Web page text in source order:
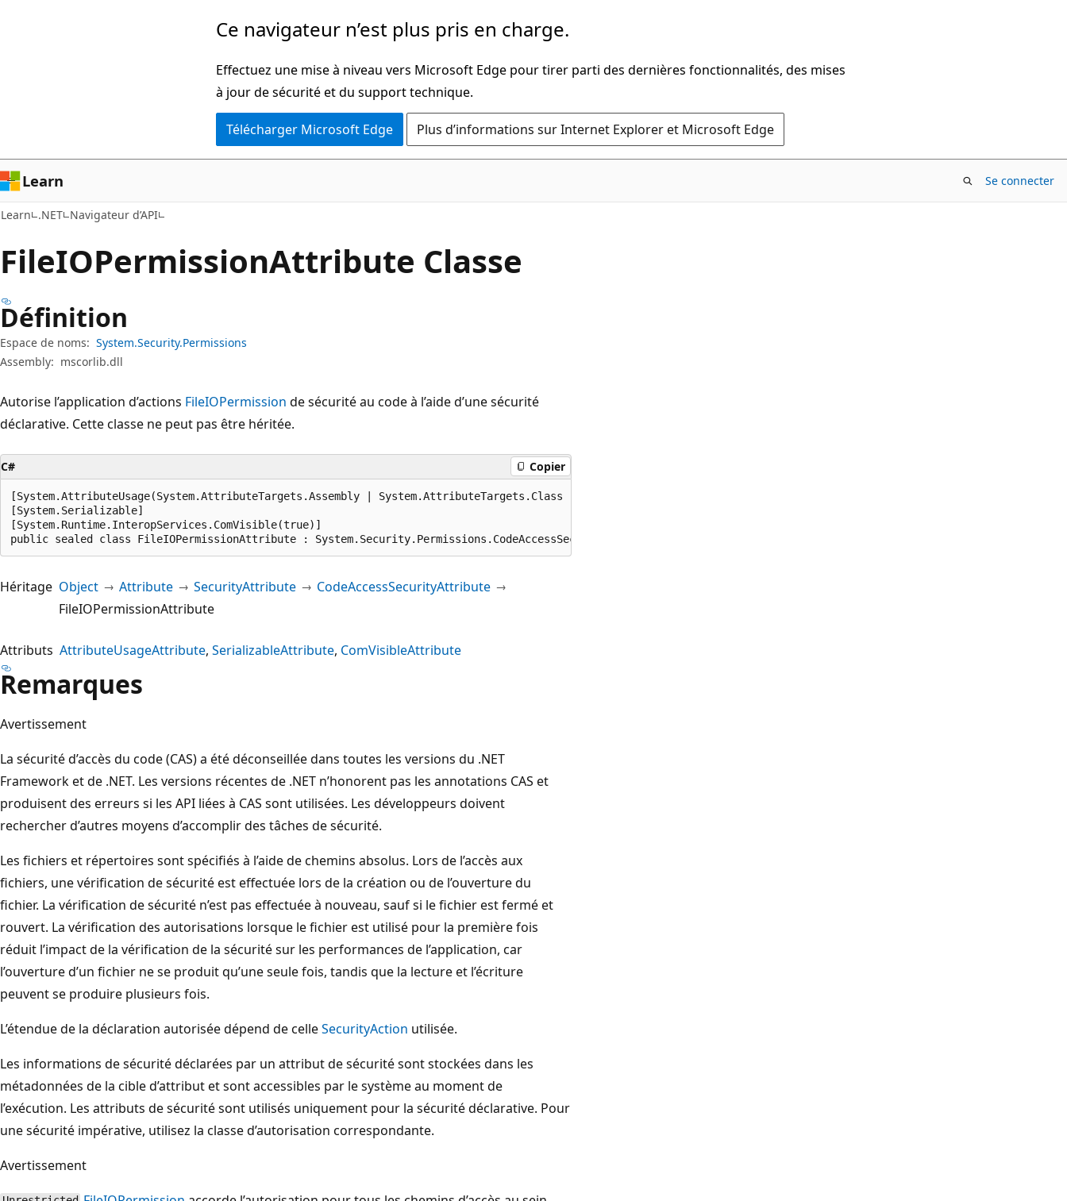
page
Ce navigateur n’est plus pris en charge.
Effectuez une mise à niveau vers Microsoft Edge pour tirer parti des dernières fonctionnalités, des mises
à jour de sécurité et du support technique.
Télécharger Microsoft Edge Plus d’informations sur Internet Explorer et Microsoft Edge
Learn Se connecter
Learn .NET Navigateur d’API
FileIOPermissionAttribute Classe
Définition
Espace de noms: System.Security.Permissions
Assembly: mscorlib.dll
Autorise l’application d’actions FileIOPermission de sécurité au code à l’aide d’une sécurité
déclarative. Cette classe ne peut pas être héritée.
C# Copier
[System.AttributeUsage(System.AttributeTargets.Assembly | System.AttributeTargets.Class | System.AttributeTargets.Constructor | System.AttributeTargets.Method |
[System.Serializable]
[System.Runtime.InteropServices.ComVisible(true)]
public sealed class FileIOPermissionAttribute : System.Security.Permissions.CodeAccessSecurityAttribute
Héritage Object Attribute SecurityAttribute
CodeAccessSecurityAttribute
FileIOPermissionAttribute
Attributs AttributeUsageAttribute SerializableAttribute ComVisibleAttribute
Remarques
Avertissement
La sécurité d’accès du code (CAS) a été déconseillée dans toutes les versions du .NET
Framework et de .NET. Les versions récentes de .NET n’honorent pas les annotations CAS et
produisent des erreurs si les API liées à CAS sont utilisées. Les développeurs doivent
rechercher d’autres moyens d’accomplir des tâches de sécurité.
Les fichiers et répertoires sont spécifiés à l’aide de chemins absolus. Lors de l’accès aux
fichiers, une vérification de sécurité est effectuée lors de la création ou de l’ouverture du
fichier. La vérification de sécurité n’est pas effectuée à nouveau, sauf si le fichier est fermé et
rouvert. La vérification des autorisations lorsque le fichier est utilisé pour la première fois
réduit l’impact de la vérification de la sécurité sur les performances de l’application, car
l’ouverture d’un fichier ne se produit qu’une seule fois, tandis que la lecture et l’écriture
peuvent se produire plusieurs fois.
L’étendue de la déclaration autorisée dépend de celleSecurityAction utilisée.
Les informations de sécurité déclarées par un attribut de sécurité sont stockées dans les
métadonnées de la cible d’attribut et sont accessibles par le système au moment de
l’exécution. Les attributs de sécurité sont utilisés uniquement pour la sécurité déclarative. Pour
une sécurité impérative, utilisez la classe d’autorisation correspondante.
Avertissement